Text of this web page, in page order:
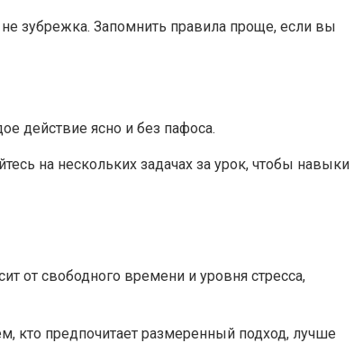
зубрежка. Запомнить правила проще, если вы
действие ясно и без пафоса.
на нескольких задачах за урок, чтобы навыки
от свободного времени и уровня стресса,
кто предпочитает размеренный подход, лучше